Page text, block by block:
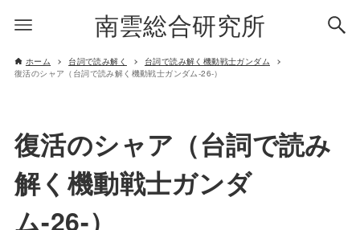
南雲総合研究所
ホーム 台詞で読み解く
台詞で読み解く機動戦士ガンダム
復活のシャア（台詞で読み解く機動戦士ガンダム-26-）
復活のシャア（台詞で読み
解く機動戦士ガンダ
ム-26-）